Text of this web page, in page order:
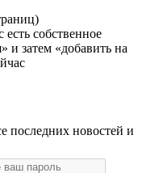
есть собственное
и затем «добавить на
последних новостей и